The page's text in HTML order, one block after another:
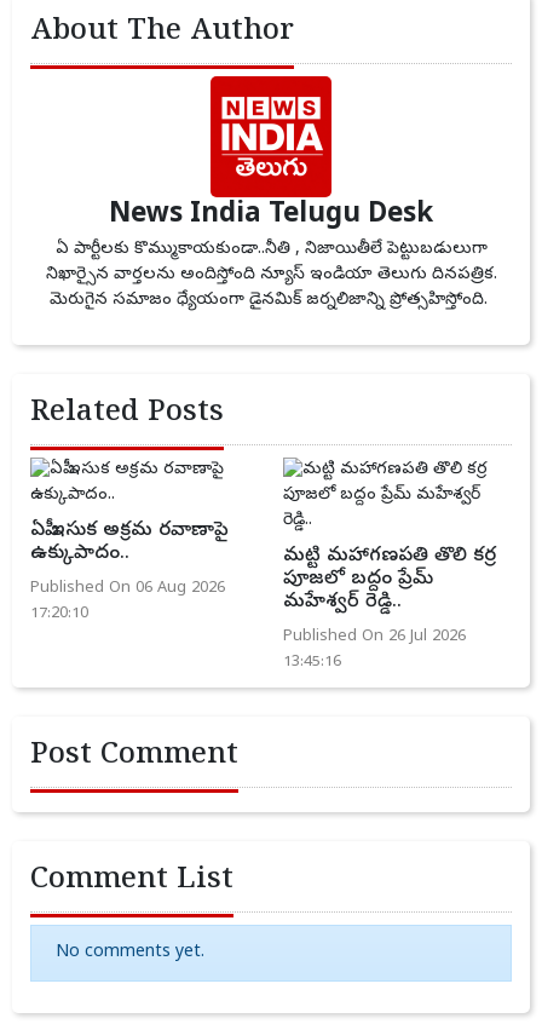
About The Author
News India Telugu Desk
ఏ పార్టీలకు కొమ్ముకాయకుండా..నీతి , నిజాయితీలే పెట్టుబడులుగా
నిఖార్సైన వార్తలను అందిస్తోంది న్యూస్ ఇండియా తెలుగు దినపత్రిక.
మెరుగైన సమాజం ధ్యేయంగా డైనమిక్ జర్నలిజాన్ని ప్రోత్సహిస్తోంది.
Related Posts
ఏపీ ఇసుక అక్రమ రవాణాపై
ఉక్కుపాదం..
Published On 06 Aug 2026
17:20:10
మట్టి మహాగణపతి తొలి కర్ర
పూజలో బద్దం ప్రేమ్
మహేశ్వర్ రెడ్డి..
Published On 26 Jul 2026
13:45:16
Post Comment
Comment List
No comments yet.